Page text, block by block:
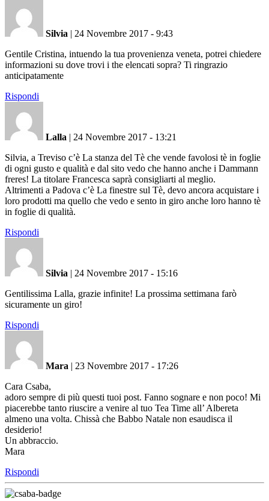
Silvia | 24 Novembre 2017 - 9:43
Gentile Cristina, intuendo la tua provenienza veneta, potrei chiedere
informazioni su dove trovi i the elencati sopra? Ti ringrazio
anticipatamente
Rispondi
Lalla | 24 Novembre 2017 - 13:21
Silvia, a Treviso c’è La stanza del Tè che vende favolosi tè in foglie
di ogni gusto e qualità e dal sito vedo che hanno anche i Dammann
freres! La titolare Francesca saprà consigliarti al meglio.
Altrimenti a Padova c’è La finestre sul Tè, devo ancora acquistare i
loro prodotti ma quello che vedo e sento in giro anche loro hanno tè
in foglie di qualità.
Rispondi
Silvia | 24 Novembre 2017 - 15:16
Gentilissima Lalla, grazie infinite! La prossima settimana farò
sicuramente un giro!
Rispondi
Mara | 23 Novembre 2017 - 17:26
Cara Csaba,
adoro sempre di più questi tuoi post. Fanno sognare e non poco! Mi
piacerebbe tanto riuscire a venire al tuo Tea Time all’ Albereta
almeno una volta. Chissà che Babbo Natale non esaudisca il
desiderio!
Un abbraccio.
Mara
Rispondi